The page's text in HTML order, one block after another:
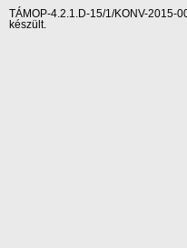
TÁMOP-4.2.1.D-15/1/KONV-2015-
készült.